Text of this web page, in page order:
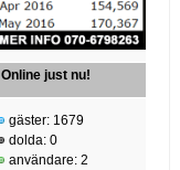
Online just nu!
gäster: 1679
dolda: 0
användare: 2